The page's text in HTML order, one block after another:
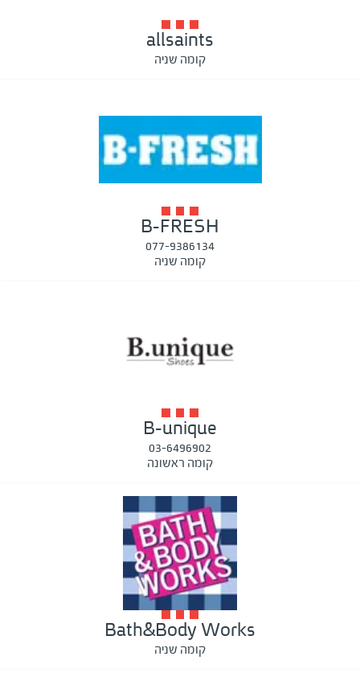
allsaints
קומה שניה
B-FRESH
077-9386134
קומה שניה
B-unique
03-6496902
קומה ראשונה
Bath&Body Works
קומה שניה